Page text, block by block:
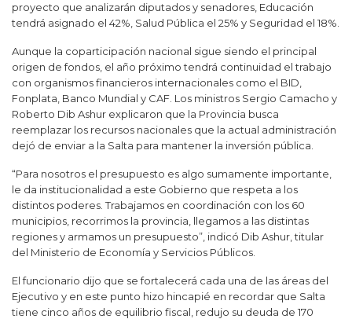
proyecto que analizarán diputados y senadores, Educación
tendrá asignado el 42%, Salud Pública el 25% y Seguridad el 18%.
Aunque la coparticipación nacional sigue siendo el principal
origen de fondos, el año próximo tendrá continuidad el trabajo
con organismos financieros internacionales como el BID,
Fonplata, Banco Mundial y CAF. Los ministros Sergio Camacho y
Roberto Dib Ashur explicaron que la Provincia busca
reemplazar los recursos nacionales que la actual administración
dejó de enviar a la Salta para mantener la inversión pública.
“Para nosotros el presupuesto es algo sumamente importante,
le da institucionalidad a este Gobierno que respeta a los
distintos poderes. Trabajamos en coordinación con los 60
municipios, recorrimos la provincia, llegamos a las distintas
regiones y armamos un presupuesto”, indicó Dib Ashur, titular
del Ministerio de Economía y Servicios Públicos.
El funcionario dijo que se fortalecerá cada una de las áreas del
Ejecutivo y en este punto hizo hincapié en recordar que Salta
tiene cinco años de equilibrio fiscal, redujo su deuda de 170